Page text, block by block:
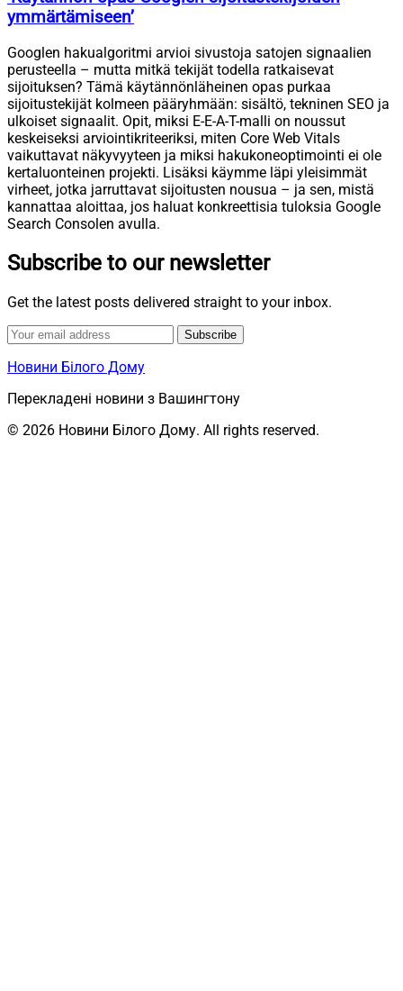
ymmärtämiseen’
Googlen hakualgoritmi arvioi sivustoja satojen signaalien
perusteella – mutta mitkä tekijät todella ratkaisevat
sijoituksen? Tämä käytännönläheinen opas purkaa
sijoitustekijät kolmeen pääryhmään: sisältö, tekninen SEO ja
ulkoiset signaalit. Opit, miksi E-E-A-T-malli on noussut
keskeiseksi arviointikriteeriksi, miten Core Web Vitals
vaikuttavat näkyvyyteen ja miksi hakukoneoptimointi ei ole
kertaluonteinen projekti. Lisäksi käymme läpi yleisimmät
virheet, jotka jarruttavat sijoitusten nousua – ja sen, mistä
kannattaa aloittaa, jos haluat konkreettisia tuloksia Google
Search Consolen avulla.
Subscribe to our newsletter
Get the latest posts delivered straight to your inbox.
Subscribe
Новини Білого Дому
Перекладені новини з Вашингтону
© 2026 Новини Білого Дому. All rights reserved.